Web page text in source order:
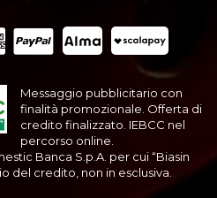
Messaggio pubblicitario con
finalità promozionale. Offerta di
credito finalizzato. IEBCC nel
percorso online.
Banca S.p.A. per cui “Biasin
del credito, non in esclusiva.